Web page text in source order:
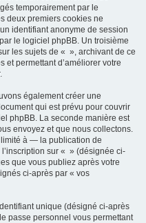
temporairement par le
deux premiers cookies ne
identifiant anonyme de session
le logiciel phpBB. Un troisième
les sujets de « », archivant de ce
et permettant d’améliorer votre
également créer une
qui est prévu pour couvrir
phpBB. La seconde manière est
envoyez et que nous collectons.
à — la publication de
sur « » (désignée ci-
que vous publiez après votre
ci-après par « vos
unique (désigné ci-après
passe personnel vous permettant